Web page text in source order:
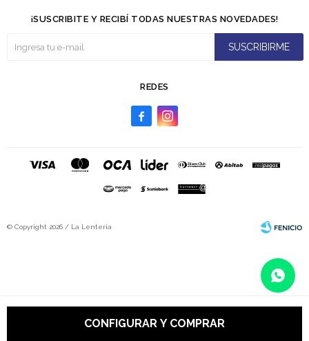
CONFIGURAR Y COMPRAR
REDES
 
¡SUSCRIBITE Y RECIBÍ TODAS NUESTRAS NOVEDADES!
SUSCRIBIRME
© Copyright 2026 / La Lenteria